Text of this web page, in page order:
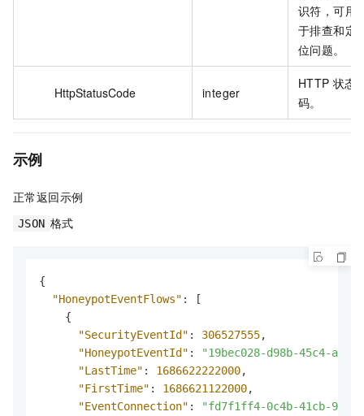
识符，可用
于排查和定
位问题。
HttpStatusCode integer
HTTP 状态
码。
示例
正常返回示例
JSON 格式
{
"HoneypotEventFlows" :
[
{
"SecurityEventId" : 306527555,
"HoneypotEventId" :
"19bec028-d98b-45c4-
"LastTime" : 1686622222000,
"FirstTime" : 1686621122000,
"EventConnection" :
"fd7f1ff4-0c4b-41cb-